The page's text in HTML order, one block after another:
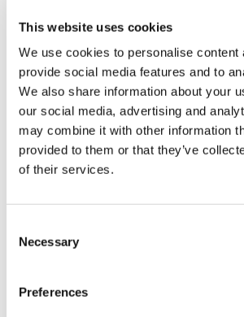
This website uses cookies
We use cookies to personalise content
provide social media features and to
We also share information about your
our social media, advertising and
may combine it with other information
provided to them or that they’ve
of their services.
Selection
Necessary
Preferences
お届け開始日： 2025/10/16 ～
ルシュベルド